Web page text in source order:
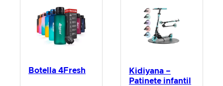
Botella 4Fresh
Kidiyana –
Patinete infantil